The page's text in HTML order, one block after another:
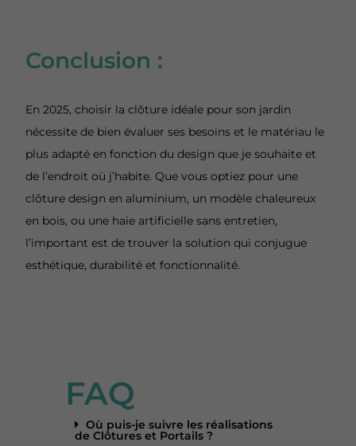
Conclusion :
En 2025, choisir la clôture idéale pour son jardin
nécessite de bien évaluer ses besoins et le matériau le
plus adapté en fonction du design que je souhaite et
de l’endroit où j’habite. Que vous optiez pour une
clôture design en aluminium, un modèle chaleureux
en bois, ou une haie artificielle sans entretien,
l’important est de trouver la solution qui conjugue
esthétique, durabilité et fonctionnalité.
FAQ
Où puis-je suivre les réalisations
de Clôtures et Portails ?